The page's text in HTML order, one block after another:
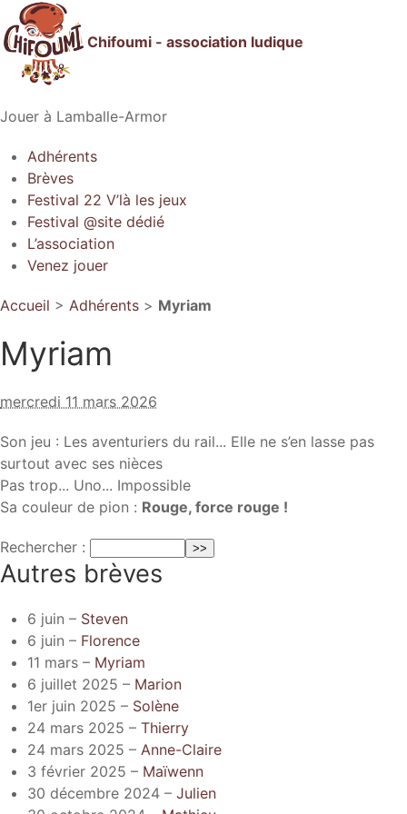
Chifoumi - association ludique
Jouer à Lamballe-Armor
Adhérents
Brèves
Festival 22 V’là les jeux
Festival @site dédié
L’association
Venez jouer
Accueil > Adhérents > Myriam
Myriam
mercredi 11 mars 2026
Son jeu : Les aventuriers du rail... Elle ne s’en lasse pas
surtout avec ses nièces
Pas trop... Uno... Impossible
Sa couleur de pion : Rouge, force rouge !
Rechercher :
Autres brèves
6 juin – Steven
6 juin – Florence
11 mars – Myriam
6 juillet 2025 – Marion
1er juin 2025 – Solène
24 mars 2025 – Thierry
24 mars 2025 – Anne-Claire
3 février 2025 – Maïwenn
30 décembre 2024 – Julien